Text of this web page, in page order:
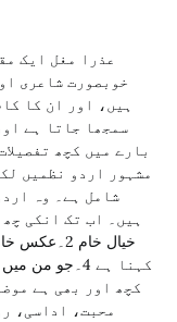
عذرا مغل ایک
خوبصورت شاعری
ہیں، اور ان کا
سمجھا جاتا ہے
بارے میں کچھ
مشہور اردو نظمیں
شامل ہے۔ وہ
کچھ اور بھی ہے
محبت، اداسی،